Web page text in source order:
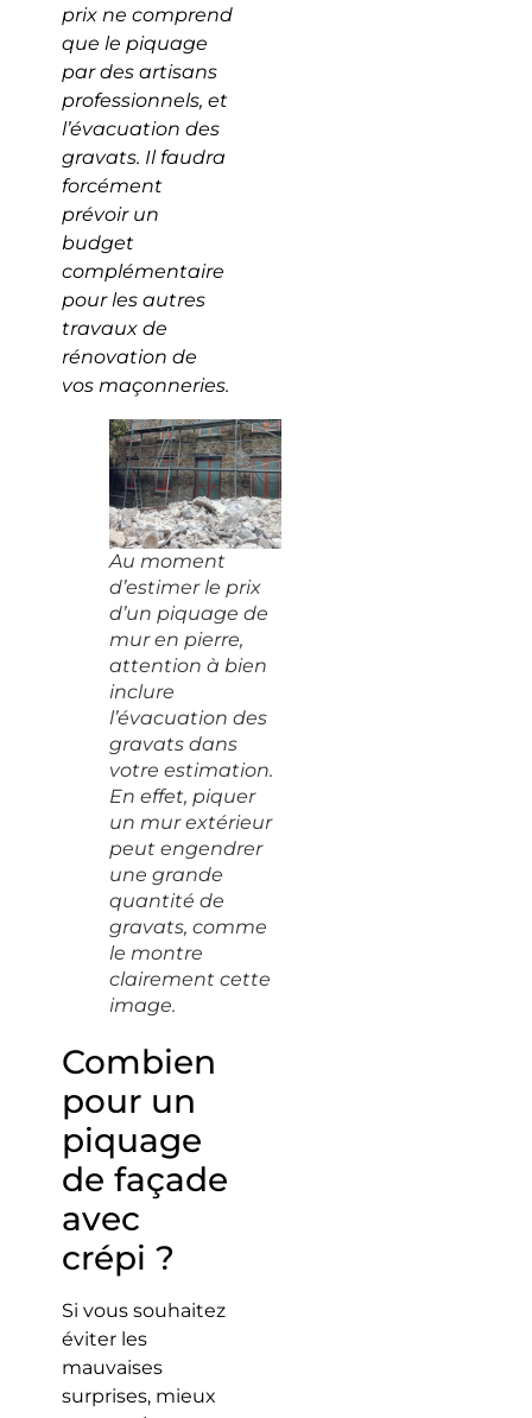
prix ne comprend
que le piquage
par des artisans
professionnels, et
l’évacuation des
gravats. Il faudra
forcément
prévoir un
budget
complémentaire
pour les autres
travaux de
rénovation de
vos maçonneries.
Au moment
d’estimer le prix
d’un piquage de
mur en pierre,
attention à bien
inclure
l’évacuation des
gravats dans
votre estimation.
En effet, piquer
un mur extérieur
peut engendrer
une grande
quantité de
gravats, comme
le montre
clairement cette
image.
Combien
pour un
piquage
de façade
avec
crépi ?
Si vous souhaitez
éviter les
mauvaises
surprises, mieux